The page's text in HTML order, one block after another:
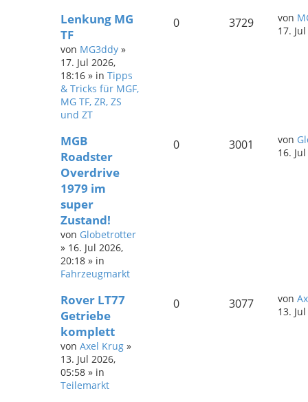
Lenkung MG
TF
von MG3ddy »
17. Jul 2026,
18:16 » in Tipps
& Tricks für MGF,
MG TF, ZR, ZS
und ZT
0 3729 von
17.
MGB
Roadster
Overdrive
1979 im
super
Zustand!
von Globetrotter
» 16. Jul 2026,
20:18 » in
Fahrzeugmarkt
0 3001 von
16.
Rover LT77
Getriebe
komplett
von Axel Krug »
13. Jul 2026,
05:58 » in
Teilemarkt
0 3077 von
13.